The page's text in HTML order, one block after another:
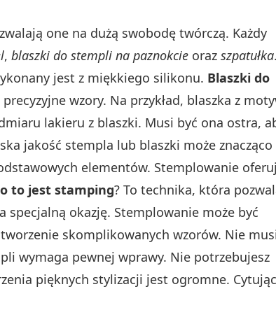
one na dużą swobodę twórczą. Każdy
, blaszki do stempli na paznokcie oraz szpatułka.
jest z miękkiego silikonu. Blaszki do
wzory. Na przykład, blaszka z
lakieru z blaszki. Musi być ona ostra,
jakość stempla lub blaszki może znacząco
elementów. Stemplowanie
to jest stamping? To technika, która
specjalną okazję. Stemplowanie może być
skomplikowanych wzorów. Nie
wymaga pewnej wprawy. Nie potrzebujesz
pięknych stylizacji jest ogromne. Cytując